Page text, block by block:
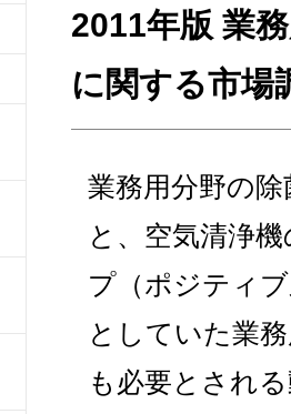
2011年版 業
に関する市場
業務用分野の
と、空気清浄
プ（ポジティ
としていた業
も必要とされ